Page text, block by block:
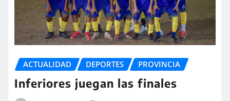
ACTUALIDAD DEPORTES PROVINCIA
Inferiores juegan las finales